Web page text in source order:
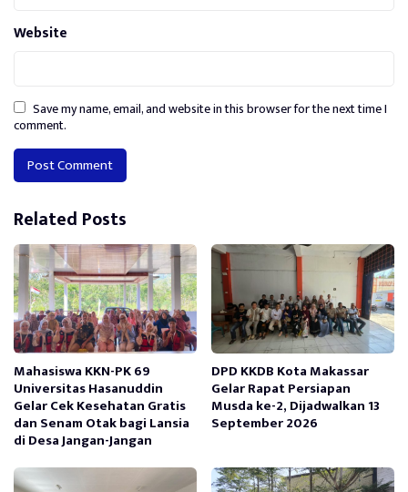
Website
Save my name, email, and website in this browser for the next time I
comment.
Alternative:
Related Posts
Mahasiswa KKN-PK 69
Universitas Hasanuddin
Gelar Cek Kesehatan Gratis
dan Senam Otak bagi Lansia
di Desa Jangan-Jangan
DPD KKDB Kota Makassar
Gelar Rapat Persiapan
Musda ke-2, Dijadwalkan 13
September 2026